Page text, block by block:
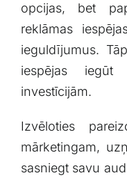
opcijas, bet
‌reklāmas
ieguldījumus.
iespējas iegūt
investīcijām.
Izvēloties
mārketingam,
⁣sasniegt savu